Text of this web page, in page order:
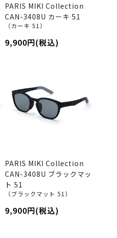
PARIS MIKI Collection
CAN-3408U カーキ 51
（カーキ 51）
9,900円(税込)
PARIS MIKI Collection
CAN-3408U ブラックマッ
ト 51
（ブラックマット 51）
9,900円(税込)